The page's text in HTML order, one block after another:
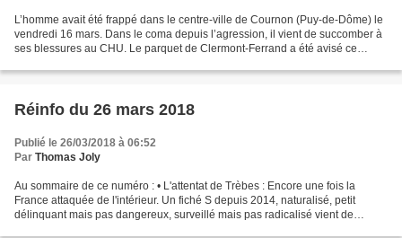
L’homme avait été frappé dans le centre-ville de Cournon (Puy-de-Dôme) le
vendredi 16 mars. Dans le coma depuis l’agression, il vient de succomber à
ses blessures au CHU. Le parquet de Clermont-Ferrand a été avisé ce
Réinfo du 26 mars 2018
Publié le 26/03/2018 à 06:52
Par Thomas Joly
Au sommaire de ce numéro : • L'attentat de Trèbes : Encore une fois la
France attaquée de l'intérieur. Un fiché S depuis 2014, naturalisé, petit
délinquant mais pas dangereux, surveillé mais pas radicalisé vient de